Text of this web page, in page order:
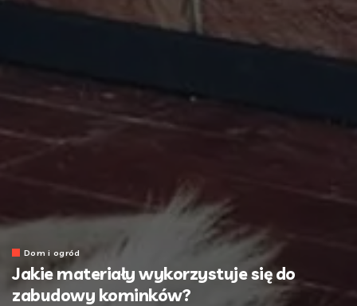
Dom i ogród
Jakie materiały wykorzystuje się do
zabudowy kominków?